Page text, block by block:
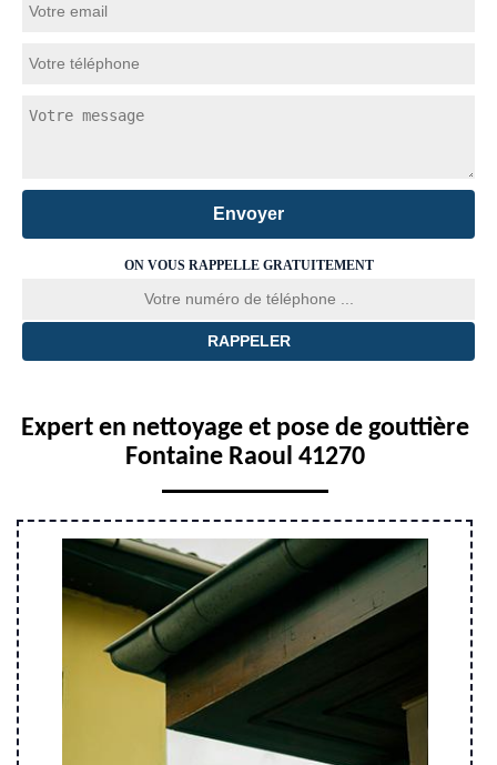
ON VOUS RAPPELLE GRATUITEMENT
Expert en nettoyage et pose de gouttière
Fontaine Raoul 41270